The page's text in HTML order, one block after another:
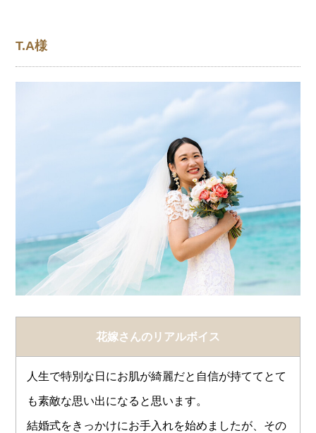
T.A様
花嫁さんのリアルボイス
人生で特別な日にお肌が綺麗だと自信が持ててとて
も素敵な思い出になると思います。
結婚式をきっかけにお手入れを始めましたが、その